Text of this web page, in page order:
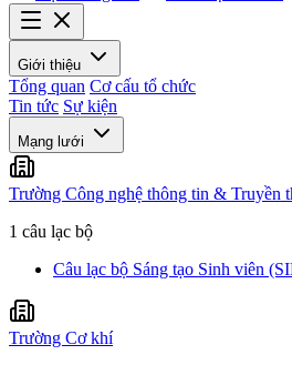
Giới thiệu
Tổng quan Cơ cấu tổ chức
Tin tức Sự kiện
Mạng lưới
Trường Công nghệ thông tin & Truyền
1 câu lạc bộ
Câu lạc bộ Sáng tạo Sinh viên
Trường Cơ khí